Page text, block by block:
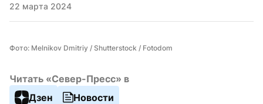
22 марта 2024
Фото: Melnikov Dmitriy / Shutterstock / Fotodom
Читать «Север-Пресс» в
Дзен
Новости